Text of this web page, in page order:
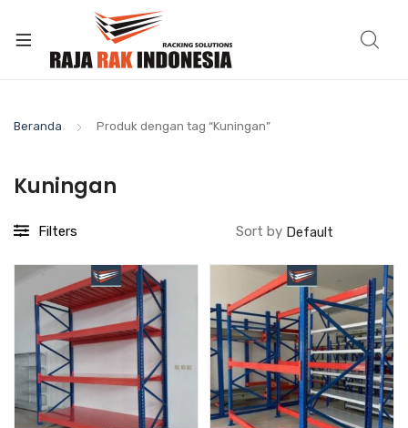
Beranda Produk dengan tag “Kuningan”
Kuningan
Filters Sort by